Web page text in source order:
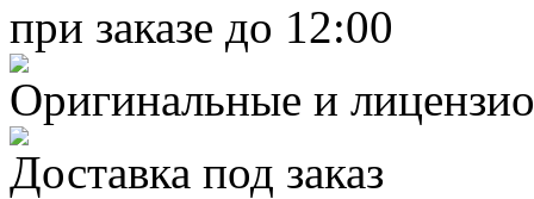
при заказе до 12:00
Оригинальные и
Доставка под заказ